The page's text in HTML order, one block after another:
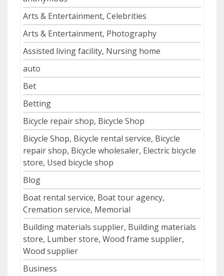
Arts & Entertainment, Celebrities
Arts & Entertainment, Photography
Assisted living facility, Nursing home
auto
Bet
Betting
Bicycle repair shop, Bicycle Shop
Bicycle Shop, Bicycle rental service, Bicycle
repair shop, Bicycle wholesaler, Electric bicycle
store, Used bicycle shop
Blog
Boat rental service, Boat tour agency,
Cremation service, Memorial
Building materials supplier, Building materials
store, Lumber store, Wood frame supplier,
Wood supplier
Business